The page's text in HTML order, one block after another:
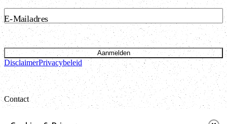
E-Mailadres
Aanmelden
DisclaimerPrivacybeleid
Contact
Bataviastraat 24 unit 1.13